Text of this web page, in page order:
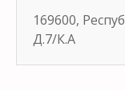
169600,
Д.7/К.А